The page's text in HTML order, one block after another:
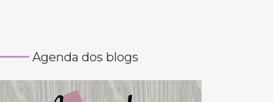
Agenda dos blogs